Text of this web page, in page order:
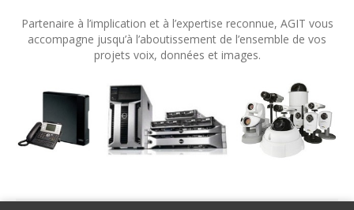
Partenaire à l’implication et à l’expertise reconnue, AGIT vous
accompagne jusqu’à l’aboutissement de l’ensemble de vos
projets voix, données et images.